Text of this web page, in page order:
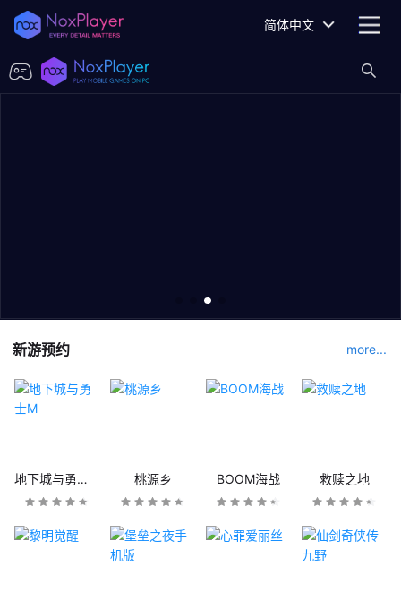
简体中文
新游预约 more...
地下城与勇士M 桃源乡 BOOM海战 救赎之地